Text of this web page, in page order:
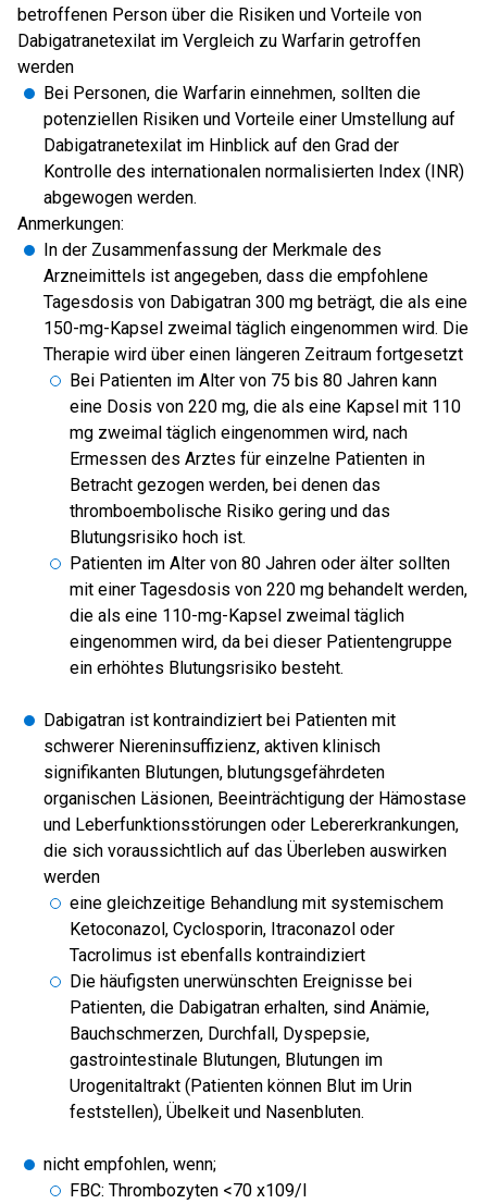
betroffenen Person über die Risiken und Vorteile von
Dabigatranetexilat im Vergleich zu Warfarin getroffen
werden
Bei Personen, die Warfarin einnehmen, sollten die
potenziellen Risiken und Vorteile einer Umstellung auf
Dabigatranetexilat im Hinblick auf den Grad der
Kontrolle des internationalen normalisierten Index (INR)
abgewogen werden.
Anmerkungen:
In der Zusammenfassung der Merkmale des
Arzneimittels ist angegeben, dass die empfohlene
Tagesdosis von Dabigatran 300 mg beträgt, die als eine
150-mg-Kapsel zweimal täglich eingenommen wird. Die
Therapie wird über einen längeren Zeitraum fortgesetzt
Bei Patienten im Alter von 75 bis 80 Jahren kann
eine Dosis von 220 mg, die als eine Kapsel mit 110
mg zweimal täglich eingenommen wird, nach
Ermessen des Arztes für einzelne Patienten in
Betracht gezogen werden, bei denen das
thromboembolische Risiko gering und das
Blutungsrisiko hoch ist.
Patienten im Alter von 80 Jahren oder älter sollten
mit einer Tagesdosis von 220 mg behandelt werden,
die als eine 110-mg-Kapsel zweimal täglich
eingenommen wird, da bei dieser Patientengruppe
ein erhöhtes Blutungsrisiko besteht.
Dabigatran ist kontraindiziert bei Patienten mit
schwerer Niereninsuffizienz, aktiven klinisch
signifikanten Blutungen, blutungsgefährdeten
organischen Läsionen, Beeinträchtigung der Hämostase
und Leberfunktionsstörungen oder Lebererkrankungen,
die sich voraussichtlich auf das Überleben auswirken
werden
eine gleichzeitige Behandlung mit systemischem
Ketoconazol, Cyclosporin, Itraconazol oder
Tacrolimus ist ebenfalls kontraindiziert
Die häufigsten unerwünschten Ereignisse bei
Patienten, die Dabigatran erhalten, sind Anämie,
Bauchschmerzen, Durchfall, Dyspepsie,
gastrointestinale Blutungen, Blutungen im
Urogenitaltrakt (Patienten können Blut im Urin
feststellen), Übelkeit und Nasenbluten.
nicht empfohlen, wenn;
FBC: Thrombozyten <70 x109/l